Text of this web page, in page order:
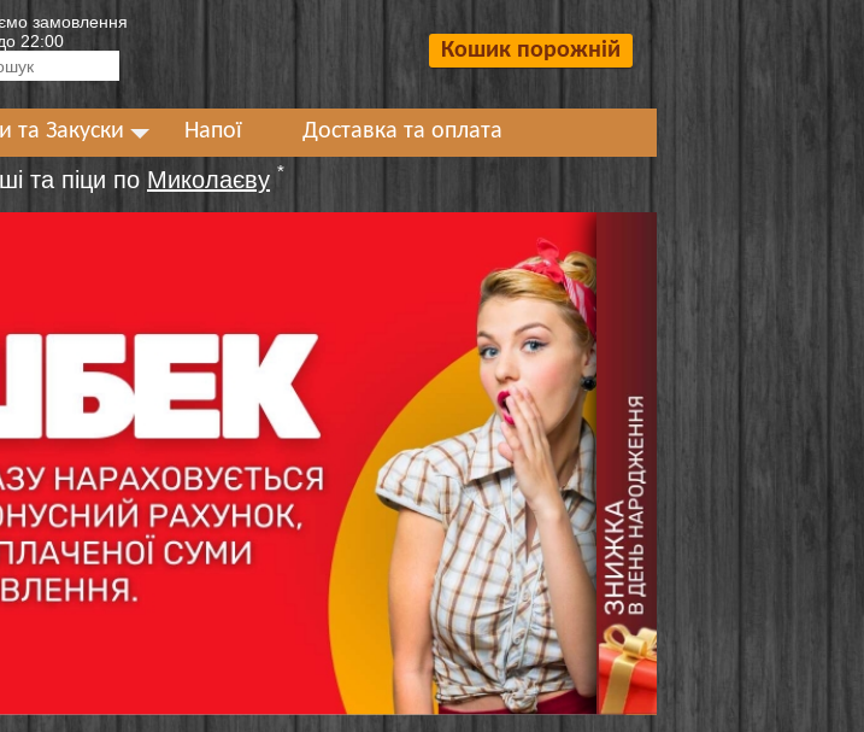
замовлення
22:00
Кошик порожній
та Закуски Напої Доставка та оплата
та піци по Миколаєву *